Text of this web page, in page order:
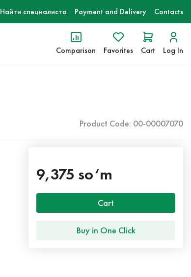
Найти специалиста Payment and Delivery Contacts
Comparison Favorites Cart Log In
Product Code: 00-00007070
9,375 so‘m
Cart
Buy in One Click